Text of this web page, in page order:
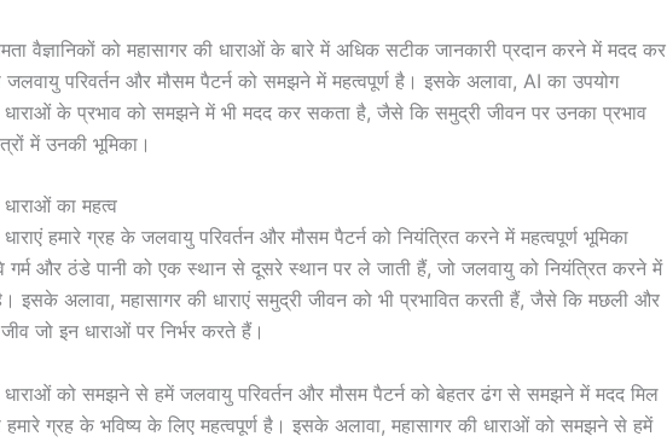
वैज्ञानिकों को महासागर की धाराओं के बारे में अधिक सटीक जानकारी प्रदान करने में मदद कर
परिवर्तन और मौसम पैटर्न को समझने में महत्वपूर्ण है। इसके अलावा, AI का उपयोग
धाराओं के प्रभाव को समझने में भी मदद कर सकता है, जैसे कि समुद्री जीवन पर उनका प्रभाव
में उनकी भूमिका।
का महत्व
हमारे ग्रह के जलवायु परिवर्तन और मौसम पैटर्न को नियंत्रित करने में महत्वपूर्ण भूमिका
गर्म और ठंडे पानी को एक स्थान से दूसरे स्थान पर ले जाती हैं, जो जलवायु को नियंत्रित करने में
इसके अलावा, महासागर की धाराएं समुद्री जीवन को भी प्रभावित करती हैं, जैसे कि मछली और
जो इन धाराओं पर निर्भर करते हैं।
धाराओं को समझने से हमें जलवायु परिवर्तन और मौसम पैटर्न को बेहतर ढंग से समझने में मदद मिल
ग्रह के भविष्य के लिए महत्वपूर्ण है। इसके अलावा, महासागर की धाराओं को समझने से हमें